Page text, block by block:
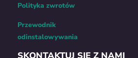
Polityka zwrotów
Przewodnik
odinstalowywania
SKONTAKTUJ SIĘ Z NAMI